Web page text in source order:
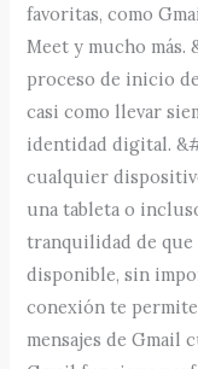
favoritas, como
Meet y mucho más.
proceso de inicio
casi como llevar
identidad digital.
cualquier
una tableta o
tranquilidad de
disponible, sin
conexión te
mensajes de Gmail